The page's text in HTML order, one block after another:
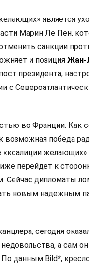
является
Марин Ле Пен,
санкции
и позиция Жан-
президента,
с
во Франции. Как
возможная победа
«коалиции желающих».
перейдет к
Сейчас дипломаты
новым надежным
сегодня
а сам
данным Bild*,